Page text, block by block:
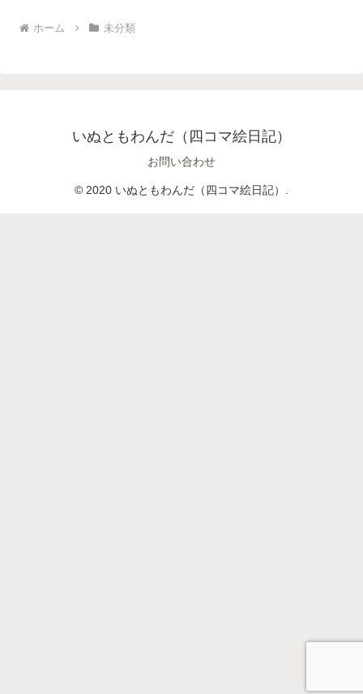
ホーム 未分類
いぬともわんだ（四コマ絵日記）
お問い合わせ
© 2020 いぬともわんだ（四コマ絵日記）.